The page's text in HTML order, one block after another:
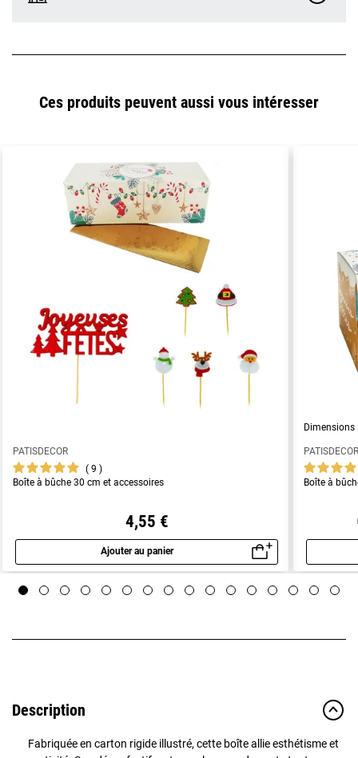
Ces produits peuvent aussi vous intéresser
PATISDECOR
9
Boîte à bûche 30 cm et accessoires
4,55 €
Ajouter au panier
Aperçu rapide
Dimensions
Boîte à
Description
Fabriquée en carton rigide illustré, cette boîte allie esthétisme et